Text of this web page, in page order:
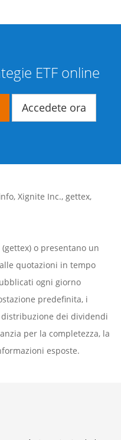
ETF online
Accedete ora
, Xignite Inc., gettex,
o presentano un
quotazioni in tempo
ogni giorno
predefinita, i
dei dividendi
per la completezza, la
esposte.